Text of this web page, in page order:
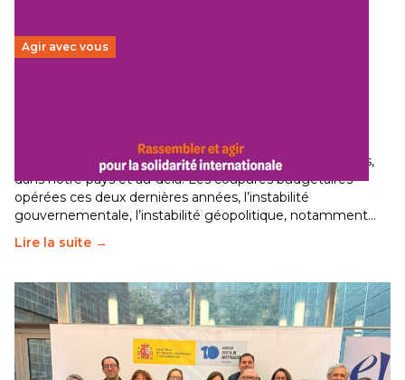
Agir avec vous
Le secteur humanitaire connaît des difficultés profondes,
dans notre pays et au-delà. Les coupures budgétaires
opérées ces deux dernières années, l’instabilité
gouvernementale, l’instabilité géopolitique, notamment…
Lire la suite →